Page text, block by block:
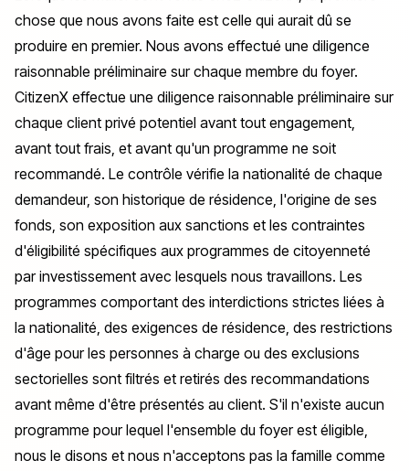
chose que nous avons faite est celle qui aurait dû se
produire en premier. Nous avons effectué une diligence
raisonnable préliminaire sur chaque membre du foyer.
CitizenX effectue une diligence raisonnable préliminaire sur
chaque client privé potentiel avant tout engagement,
avant tout frais, et avant qu'un programme ne soit
recommandé. Le contrôle vérifie la nationalité de chaque
demandeur, son historique de résidence, l'origine de ses
fonds, son exposition aux sanctions et les contraintes
d'éligibilité spécifiques aux programmes de citoyenneté
par investissement avec lesquels nous travaillons. Les
programmes comportant des interdictions strictes liées à
la nationalité, des exigences de résidence, des restrictions
d'âge pour les personnes à charge ou des exclusions
sectorielles sont filtrés et retirés des recommandations
avant même d'être présentés au client. S'il n'existe aucun
programme pour lequel l'ensemble du foyer est éligible,
nous le disons et nous n'acceptons pas la famille comme